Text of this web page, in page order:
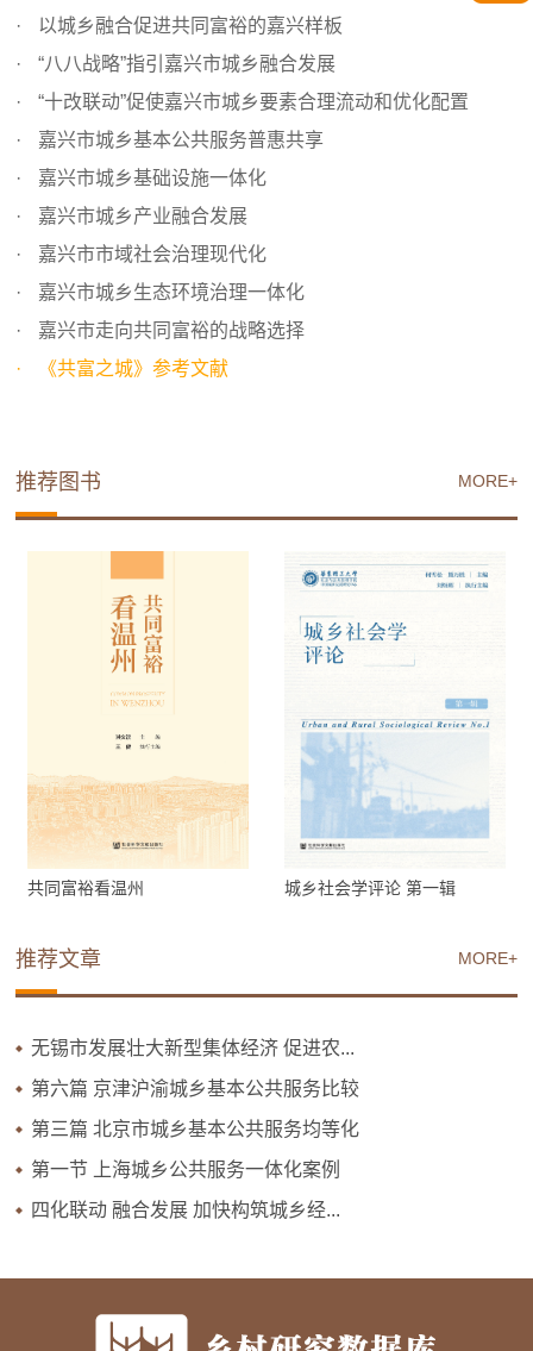
以城乡融合促进共同富裕的嘉兴样板
“八八战略”指引嘉兴市城乡融合发展
“十改联动”促使嘉兴市城乡要素合理流动和优化配置
嘉兴市城乡基本公共服务普惠共享
嘉兴市城乡基础设施一体化
嘉兴市城乡产业融合发展
嘉兴市市域社会治理现代化
嘉兴市城乡生态环境治理一体化
嘉兴市走向共同富裕的战略选择
《共富之城》参考文献
MORE+
推荐图书
共同富裕看温州 城乡社会学评论 第一辑
MORE+
推荐文章
无锡市发展壮大新型集体经济 促进农...
第六篇 京津沪渝城乡基本公共服务比较
第三篇 北京市城乡基本公共服务均等化
第一节 上海城乡公共服务一体化案例
四化联动 融合发展 加快构筑城乡经...